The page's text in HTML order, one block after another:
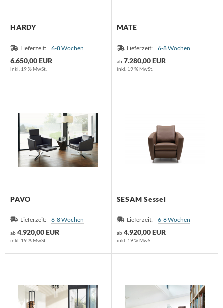
HARDY
Lieferzeit: 6-8 Wochen
6.650,00 EUR
inkl. 19 % MwSt.
MATE
Lieferzeit: 6-8 Wochen
ab 7.280,00 EUR
inkl. 19 % MwSt.
PAVO
Lieferzeit: 6-8 Wochen
ab 4.920,00 EUR
inkl. 19 % MwSt.
SESAM Sessel
Lieferzeit: 6-8 Wochen
ab 4.920,00 EUR
inkl. 19 % MwSt.